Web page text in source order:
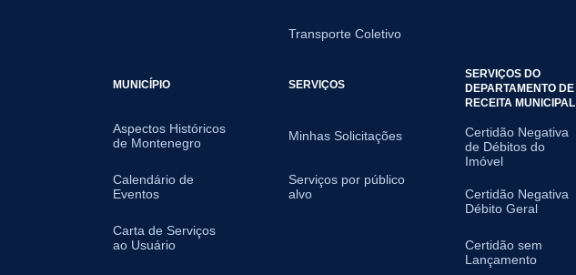
Transporte Coletivo
MUNICÍPIO
Aspectos Históricos
de Montenegro
Calendário de
Eventos
Carta de Serviços
ao Usuário
SERVIÇOS
Minhas Solicitações
Serviços por público
alvo
SERVIÇOS DO
DEPARTAMENTO DE
RECEITA MUNICIPAL
Certidão Negativa
de Débitos do
Imóvel
Certidão Negativa
Débito Geral
Certidão sem
Lançamento